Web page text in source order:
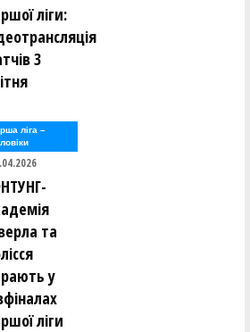
ліги:
3
лiга –
та
у
ліги